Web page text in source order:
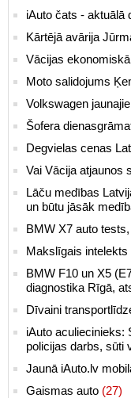
iAuto čats - aktuālā
Kārtējā avārija
Vācijas
Moto salidojums
Volkswagen
Šofera
Degvielas cenas
Vai Vācija atjaunos
Lāču medības
un būtu jāsāk
BMW X7 auto
Makslīgais intelekts
BMW F10 un X5
diagnostika Rīgā,
Dīvaini
iAuto aculiecinieks:
policijas darbs, sūti
Jaunā iAuto.lv
Gaismas auto (27)